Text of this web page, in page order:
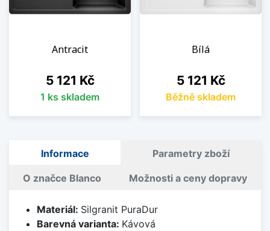
Antracit
Cena
5 121 Kč
1 ks skladem
Bílá
Cena
5 121 Kč
Běžně skladem
Informace Parametry zboží
O značce Blanco Možnosti a ceny dopravy
Materiál: Silgranit PuraDur
Barevná varianta: Kávová